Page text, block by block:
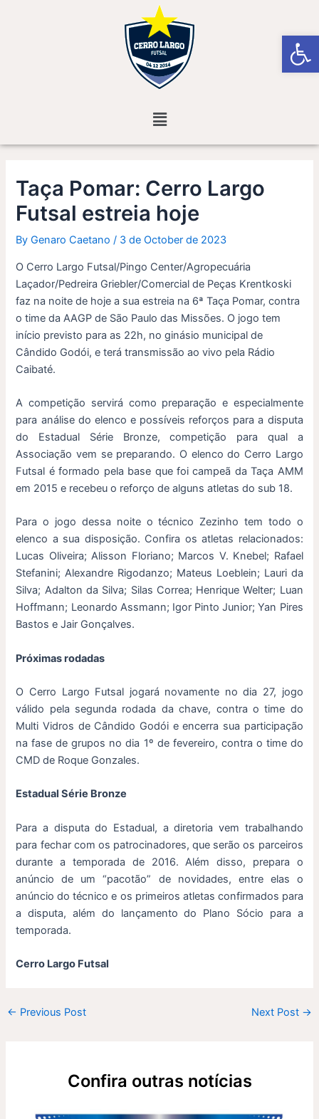
Menu
Taça Pomar: Cerro Largo
Futsal estreia hoje
ByGenaro Caetano/ 3 de October de 2023
O Cerro Largo Futsal/Pingo Center/Agropecuária
Laçador/Pedreira Griebler/Comercial de Peças Krentkoski
faz na noite de hoje a sua estreia na 6ª Taça Pomar, contra
o time da AAGP de São Paulo das Missões. O jogo tem
início previsto para as 22h, no ginásio municipal de
Cândido Godói, e terá transmissão ao vivo pela Rádio
Caibaté.
A competição servirá como preparação e especialmente
para análise do elenco e possíveis reforços para a disputa
do Estadual Série Bronze, competição para qual a
Associação vem se preparando. O elenco do Cerro Largo
Futsal é formado pela base que foi campeã da Taça AMM
em 2015 e recebeu o reforço de alguns atletas do sub 18.
Para o jogo dessa noite o técnico Zezinho tem todo o
elenco a sua disposição. Confira os atletas relacionados:
Lucas Oliveira; Alisson Floriano; Marcos V. Knebel; Rafael
Stefanini; Alexandre Rigodanzo; Mateus Loeblein; Lauri da
Silva; Adalton da Silva; Silas Correa; Henrique Welter; Luan
Hoffmann; Leonardo Assmann; Igor Pinto Junior; Yan Pires
Bastos e Jair Gonçalves.
Próximas rodadas
O Cerro Largo Futsal jogará novamente no dia 27, jogo
válido pela segunda rodada da chave, contra o time do
Multi Vidros de Cândido Godói e encerra sua participação
na fase de grupos no dia 1º de fevereiro, contra o time do
CMD de Roque Gonzales.
Estadual Série Bronze
Para a disputa do Estadual, a diretoria vem trabalhando
para fechar com os patrocinadores, que serão os parceiros
durante a temporada de 2016. Além disso, prepara o
anúncio de um “pacotão” de novidades, entre elas o
anúncio do técnico e os primeiros atletas confirmados para
a disputa, além do lançamento do Plano Sócio para a
temporada.
Cerro Largo Futsal
← Previous Post Next Post →
Confira outras notícias